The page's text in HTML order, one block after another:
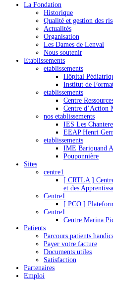
La Fondation
Historique
Qualité et gestion des
Actualités
Organisation
Les Dames de Lenval
Nous soutenir
Etablissements
etablissements
Hôpital
Institut de
etablissements
Centre
Centre d’Action
nos etablissements
IES Les
EEAP Henri
etablissements
IME Bariquand
Pouponnière
Sites
centre1
[ CRTLA ]
et des
Centre1
[ PCO ]
Centre1
Centre Marina
Patients
Parcours patients
Payer votre facture
Documents utiles
Satisfaction
Partenaires
Emploi